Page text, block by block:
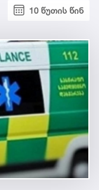
10 წუთის წინ